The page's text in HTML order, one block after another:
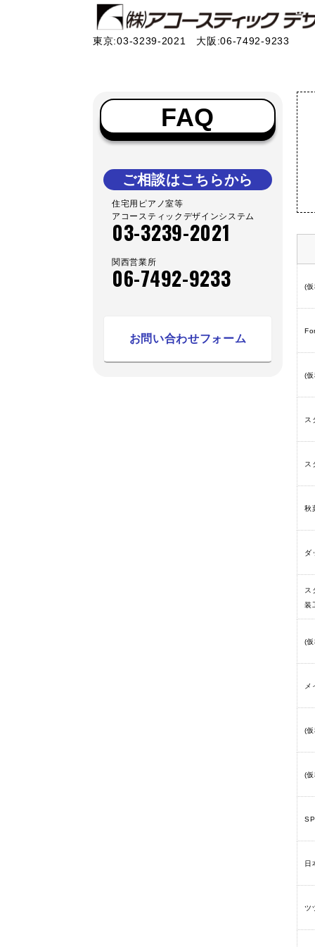
東京:03-3239-2021 大阪:06-7492-9233
FAQ
ご相談はこちらから
住宅用ピアノ室等
アコースティックデザインシステム
03-3239-2021
関西営業所
06-7492-9233
お問い合わせフォーム
(
(
ス
ス
秋
ダ
ス
装
(
メ
(
(
日
ツ